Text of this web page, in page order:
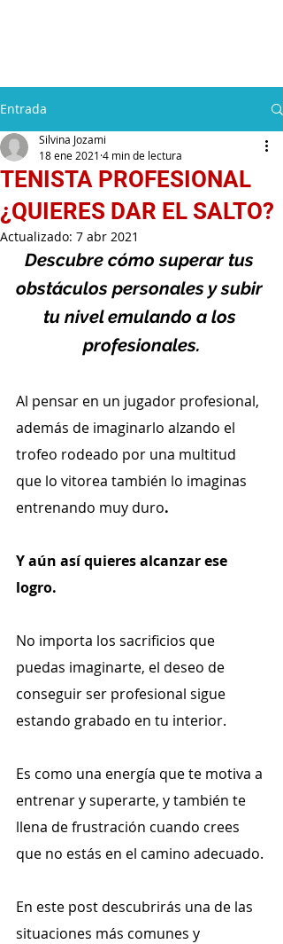
Entrada
TENISTA PROFESIONAL
¿QUIERES DAR EL SALTO?
Silvina Jozami
18 ene 2021 4 min de lectura
Actualizado: 7 abr 2021
Descubre cómo superar tus
obstáculos personales y subir
tu nivel emulando a los
profesionales.
Al pensar en un jugador profesional,
además de imaginarlo alzando el
trofeo rodeado por una multitud
que lo vitorea también lo imaginas
entrenando muy duro.
Y aún así quieres alcanzar ese
logro.
No importa los sacrificios que
puedas imaginarte, el deseo de
conseguir ser profesional sigue
estando grabado en tu interior.
Es como una energía que te motiva a
entrenar y superarte, y también te
llena de frustración cuando crees
que no estás en el camino adecuado.
En este post descubrirás una de las
situaciones más comunes y